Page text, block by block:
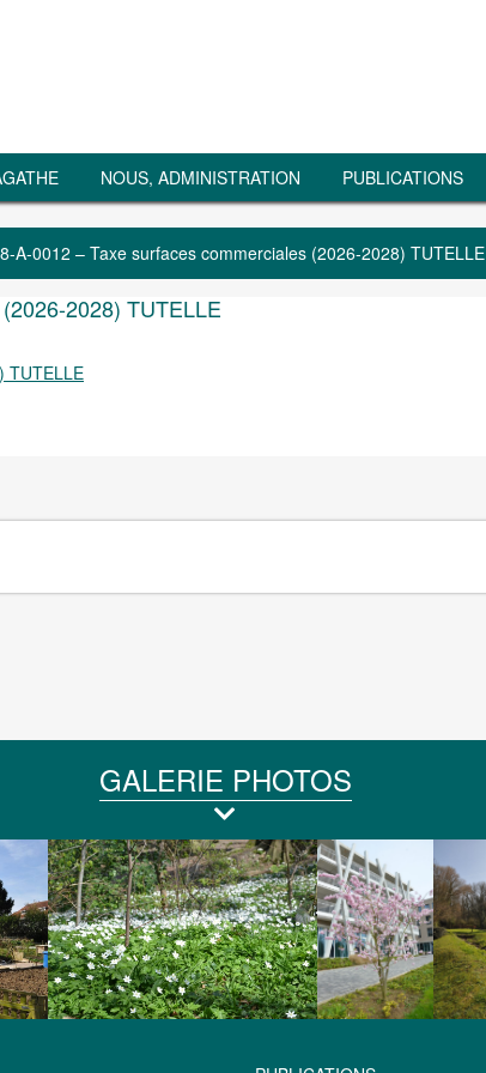
NOUS, ADMINISTRATION PUBLICATIONS
A-0012 – Taxe surfaces commerciales (2026-2028) TUTELLE
2028) TUTELLE
TUTELLE
GALERIE PHOTOS